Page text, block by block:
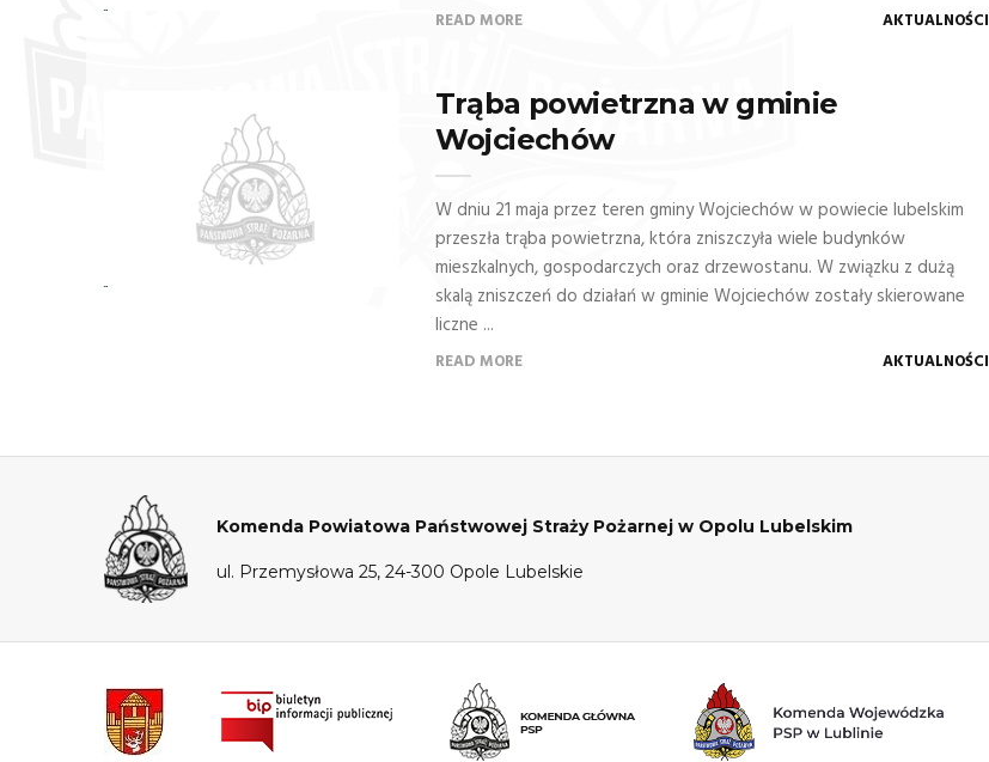
READ MORE AKTUALNOŚCI
Trąba powietrzna w gminie
Wojciechów
W dniu 21 maja przez teren gminy Wojciechów w powiecie lubelskim
przeszła trąba powietrzna, która zniszczyła wiele budynków
mieszkalnych, gospodarczych oraz drzewostanu. W związku z dużą
skalą zniszczeń do działań w gminie Wojciechów zostały skierowane
liczne ...
READ MORE AKTUALNOŚCI
Komenda Powiatowa Państwowej Straży Pożarnej w Opolu Lubelskim
ul. Przemysłowa 25, 24-300 Opole Lubelskie